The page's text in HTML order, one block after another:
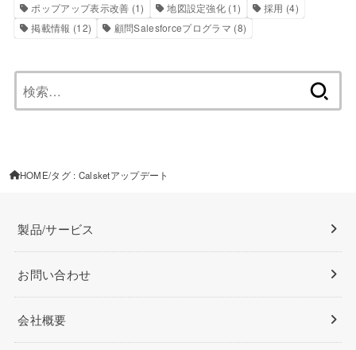
ポップアップ表示改善 (1) 地図設定強化 (1) 採用 (4)
掲載情報 (12) 顧問Salesforceプログラマ (8)
索:
HOME タグ : Calsketアップデート
製品/サービス
お問い合わせ
会社概要